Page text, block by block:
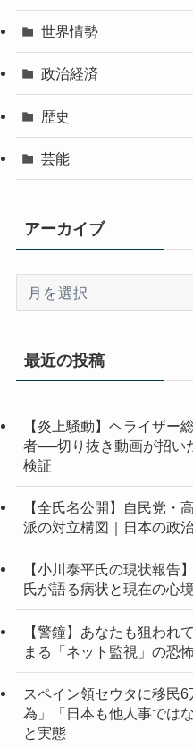
世界情勢
政治経済
歴史
芸能
アーカイブ
イ
最近の投稿
【炎上騒動】ヘライザー
者──切り抜き動画が招い
検証
【全氏名公開】自民党・
派の対立構図｜日本の政
【小川泰平氏の現状報告
氏が語る病状と現在の心境
【警鐘】あなたも狙われ
まる「ネット監視」の恐
スペイン領セウタに移
為」「日本も他人事では
と実態